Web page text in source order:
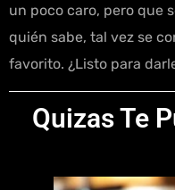
un poco caro, pero que
quién sabe, tal vez se
favorito. ¿Listo para
Quizas Te